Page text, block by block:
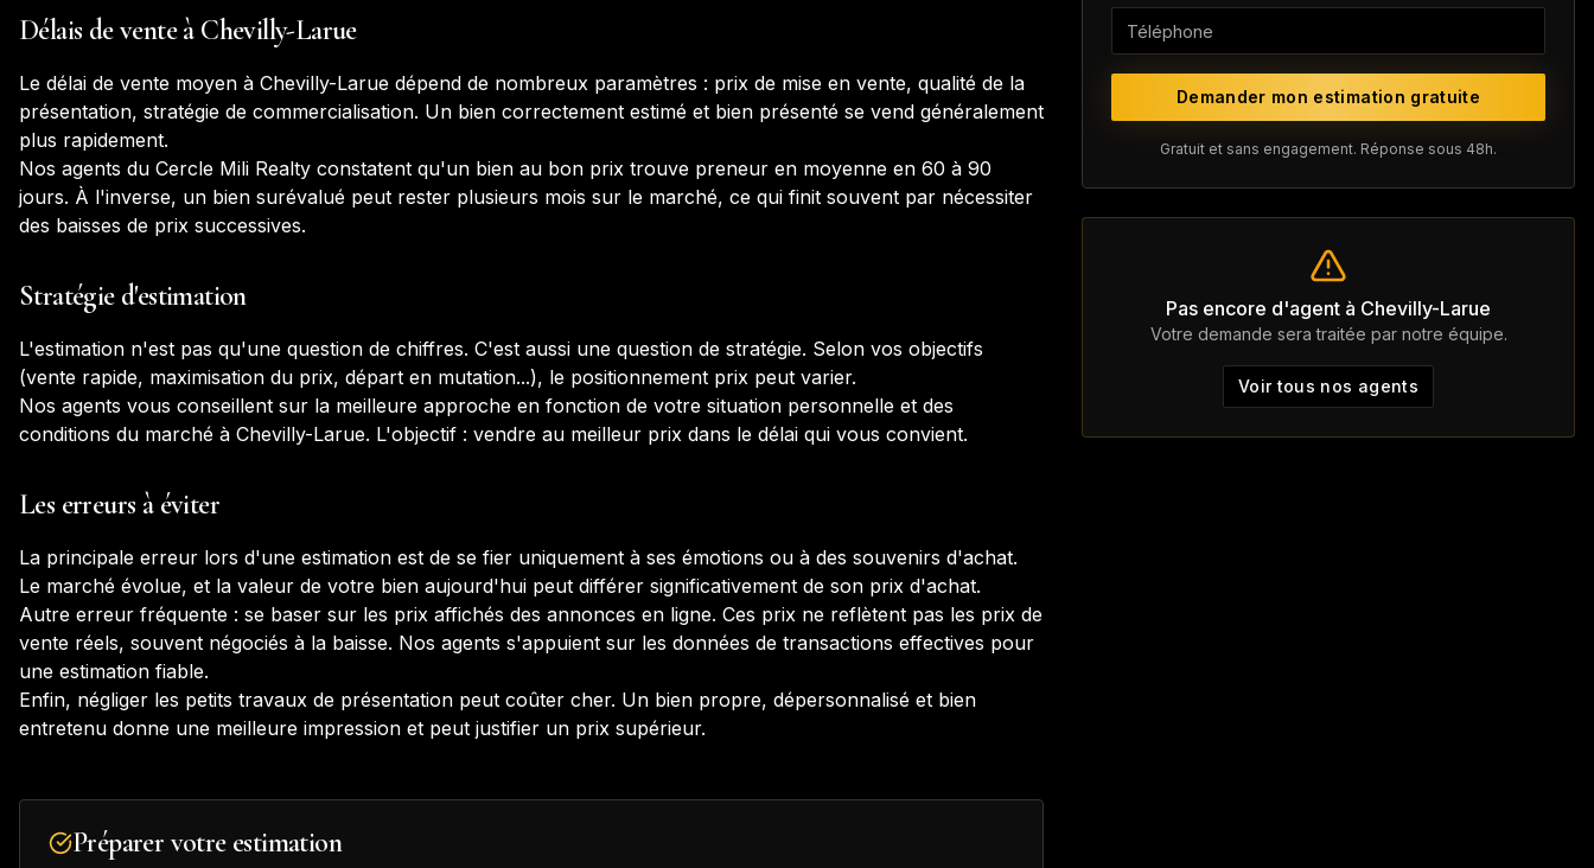
Délais de vente à Chevilly-Larue
Le délai de vente moyen à Chevilly-Larue dépend de nombreux paramètres : prix de mise en vente, qualité de la
présentation, stratégie de commercialisation. Un bien correctement estimé et bien présenté se vend généralement
plus rapidement.
Nos agents du Cercle Mili Realty constatent qu'un bien au bon prix trouve preneur en moyenne en 60 à 90
jours. À l'inverse, un bien surévalué peut rester plusieurs mois sur le marché, ce qui finit souvent par nécessiter
des baisses de prix successives.
Stratégie d'estimation
L'estimation n'est pas qu'une question de chiffres. C'est aussi une question de stratégie. Selon vos objectifs
(vente rapide, maximisation du prix, départ en mutation...), le positionnement prix peut varier.
Nos agents vous conseillent sur la meilleure approche en fonction de votre situation personnelle et des
conditions du marché à Chevilly-Larue. L'objectif : vendre au meilleur prix dans le délai qui vous convient.
Les erreurs à éviter
La principale erreur lors d'une estimation est de se fier uniquement à ses émotions ou à des souvenirs d'achat.
Le marché évolue, et la valeur de votre bien aujourd'hui peut différer significativement de son prix d'achat.
Autre erreur fréquente : se baser sur les prix affichés des annonces en ligne. Ces prix ne reflètent pas les prix de
vente réels, souvent négociés à la baisse. Nos agents s'appuient sur les données de transactions effectives pour
une estimation fiable.
Enfin, négliger les petits travaux de présentation peut coûter cher. Un bien propre, dépersonnalisé et bien
entretenu donne une meilleure impression et peut justifier un prix supérieur.
Préparer votre estimation
Demander mon estimation gratuite
Gratuit et sans engagement. Réponse sous 48h.
Pas encore d'agent à Chevilly-Larue
Votre demande sera traitée par notre équipe.
Voir tous nos agents